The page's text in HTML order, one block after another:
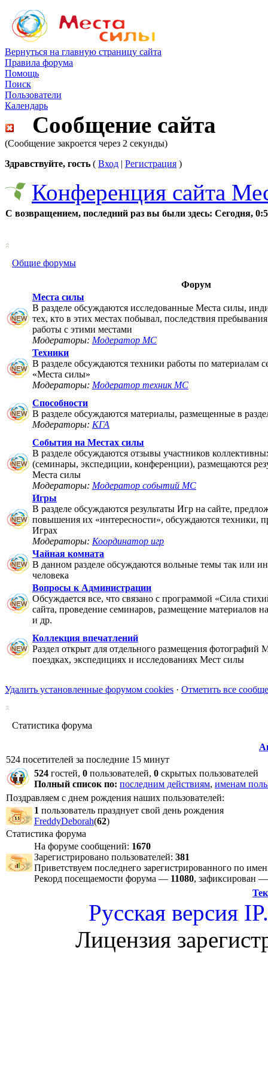
Вернуться на главную страницу сайта
Правила форума
Помощь
Поиск
Пользователи
Календарь
Сообщение сайта
(Сообщение закроется через 2 секунды)
Здравствуйте, гость ( Вход | Регистрация )
Конференция сайта
С возвращением, последний раз вы были здесь: Сегодня,
Общие форумы
Форум
Места силы
В разделе обсуждаются исследованные Места силы,
тех, кто в этих местах побывал, последствия
работы с этими местами
Модераторы: Модератор МС
Техники
В разделе обсуждаются техники работы по материалам
«Места силы»
Модераторы: Модератор техник МС
Способности
В разделе обсуждаются материалы, размещенные в
Модераторы: КГА
События на Местах силы
В разделе обсуждаются отзывы участников
(семинары, экспедиции, конференции), размещаются
Места силы
Модераторы: Модератор событий МС
Игры
В разделе обсуждаются результаты Игр на сайте,
повышения их «интересности», обсуждаются техники,
Играх
Модераторы: Координатор игр
Чайная комната
В данном разделе обсуждаются вольные темы так или
человека
Вопросы к Администрации
Обсуждается все, что связано с программой «Сила
сайта, проведение семинаров, размещение материалов
и др.
Коллекция впечатлений
Раздел открыт для отдельного размещения фотографий
поездках, экспедициях и исследованиях Мест силы
Удалить установленные форумом cookies · Отметить все
Статистика форума
524 посетителей за последние 15 минут
524 гостей, 0 пользователей, 0 скрытых пользователей
Полный список по: последним действиям, именам
Поздравляем с днем рождения наших пользователей:
1 пользователь празднует свой день рождения
FreddyDeborah(62)
Статистика форума
На форуме сообщений: 1670
Зарегистрировано пользователей: 381
Приветствуем последнего зарегистрированного по
Рекорд посещаемости форума — 11080, зафиксирован
Русская версия
Лицензия